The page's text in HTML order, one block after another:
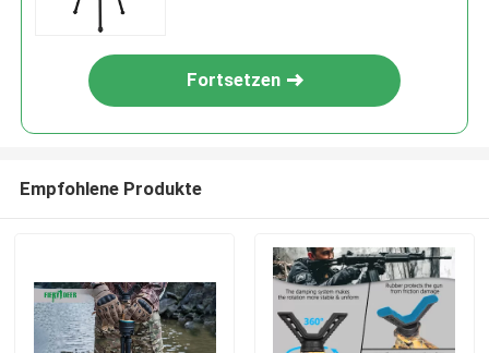
Fortsetzen
Empfohlene Produkte